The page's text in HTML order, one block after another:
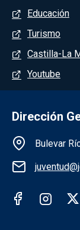
Educación
Turismo
Castilla-La
Youtube
Dirección
Bulevar
Redes